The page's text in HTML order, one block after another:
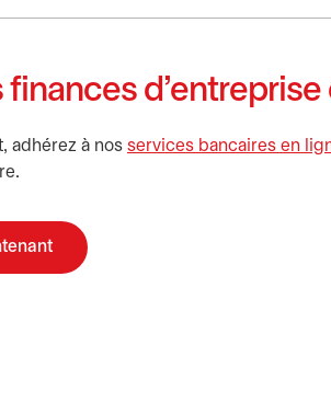
finances
adhérez à nos services bancaires en
dans un nouvel onglet